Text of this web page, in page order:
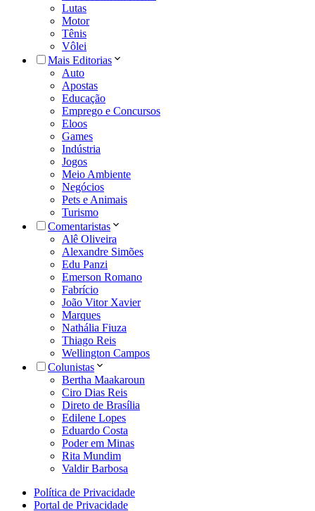
Lutas
Motor
Tênis
Vôlei
Mais Editorias
Auto
Apostas
Educação
Emprego e Concursos
Eloos
Games
Indústria
Jogos
Meio Ambiente
Negócios
Pets e Animais
Turismo
Comentaristas
Alê Oliveira
Alexandre Simões
Edu Panzi
Emerson Romano
Fabrício
João Vitor Xavier
Marques
Nathália Fiuza
Thiago Reis
Wellington Campos
Colunistas
Bertha Maakaroun
Ciro Dias Reis
Direto de Brasília
Edilene Lopes
Eduardo Costa
Poder em Minas
Rita Mundim
Valdir Barbosa
Política de Privacidade
Portal de Privacidade